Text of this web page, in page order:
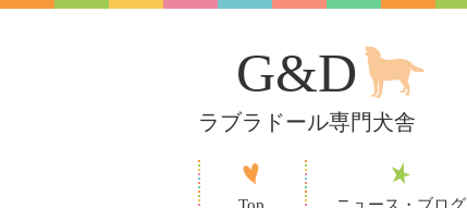
G&D
ラブラドール専門犬舎